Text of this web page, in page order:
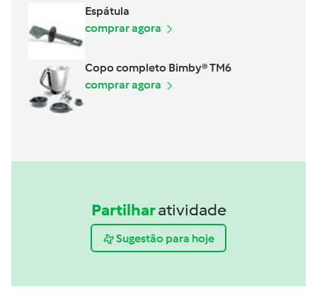
Espátula
comprar agora
Copo completo Bimby® TM6
comprar agora
Partilharatividade
Sugestão para hoje